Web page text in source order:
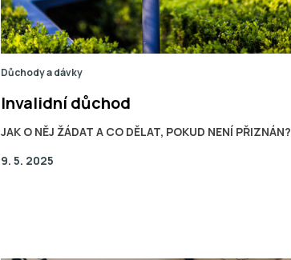
Důchody a dávky
Invalidní důchod
JAK O NĚJ ŽÁDAT A CO DĚLAT, POKUD NENÍ PŘIZNÁN?
9. 5. 2025